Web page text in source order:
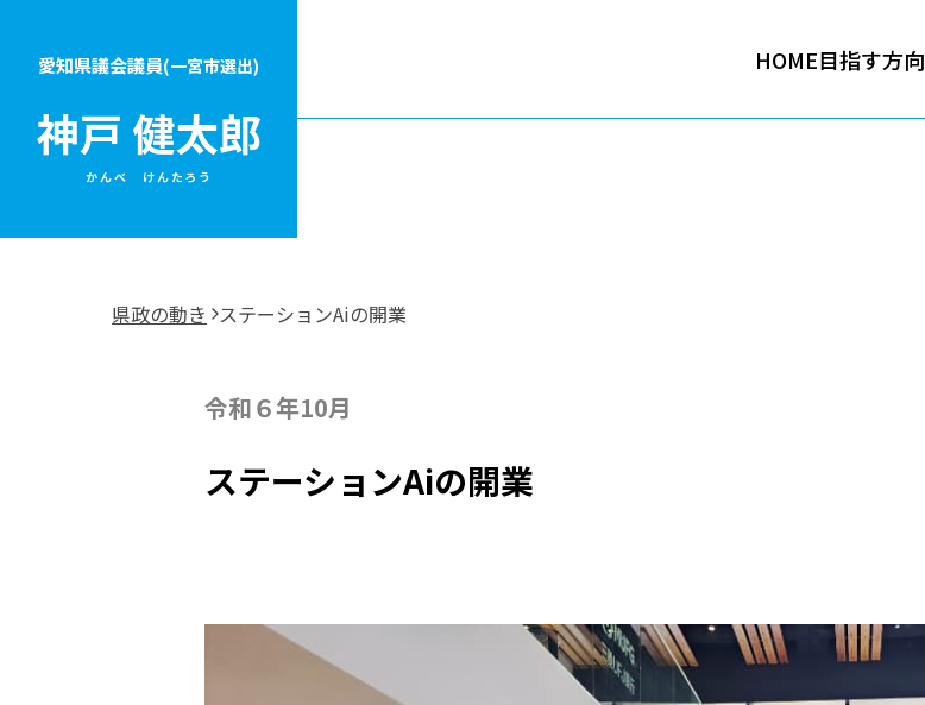
愛知県議会議員(一宮市選出)
かんべ けんたろう
HOME目指す方向
県政の動き ステーションAiの開業
令和６年10月
ステーションAiの開業